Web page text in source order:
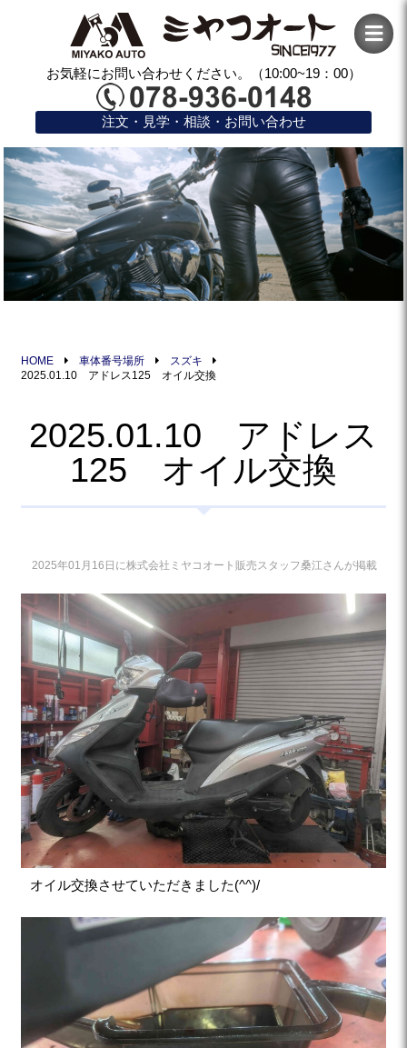
お気軽にお問い合わせください。（10:00~19：00）
注文・見学・相談・お問い合わせ
HOME 車体番号場所
スズキ
2025.01.10 アドレス125 オイル交換
2025.01.10 アドレス
125 オイル交換
2025年01月16日に株式会社ミヤコオート販売スタッフ桑江さんが掲載
オイル交換させていただきました(^^)/